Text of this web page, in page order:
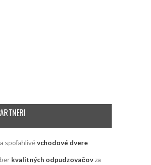
spoľahlivévchodové dvere
kvalitných odpudzovačovza